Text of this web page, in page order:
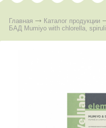
Главная Каталог продукции
БАД Mumiyo with chlorella,